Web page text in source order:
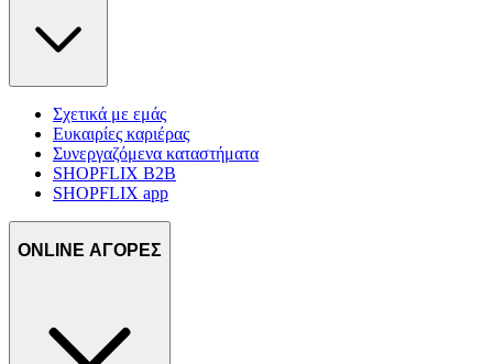
Σχετικά με εμάς
Ευκαιρίες καριέρας
Συνεργαζόμενα καταστήματα
SHOPFLIX B2B
SHOPFLIX app
ONLINE ΑΓΟΡΕΣ